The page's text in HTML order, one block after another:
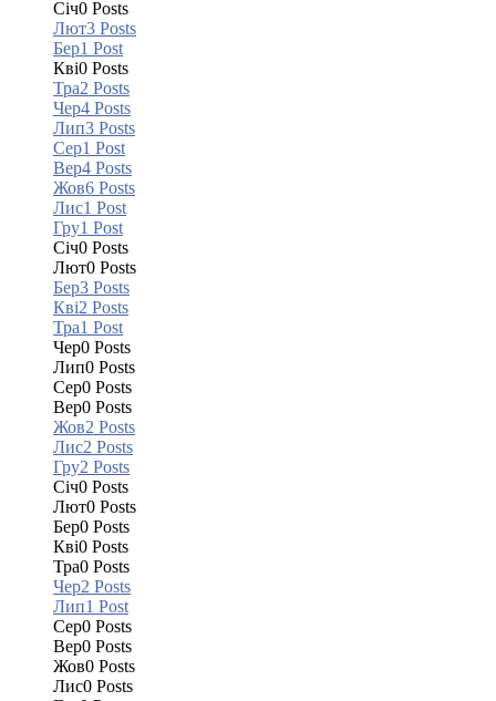
Січ0 Posts
Лют3 Posts
Бер1 Post
Кві0 Posts
Тра2 Posts
Чер4 Posts
Лип3 Posts
Сер1 Post
Вер4 Posts
Жов6 Posts
Лис1 Post
Гру1 Post
Січ0 Posts
Лют0 Posts
Бер3 Posts
Кві2 Posts
Тра1 Post
Чер0 Posts
Лип0 Posts
Сер0 Posts
Вер0 Posts
Жов2 Posts
Лис2 Posts
Гру2 Posts
Січ0 Posts
Лют0 Posts
Бер0 Posts
Кві0 Posts
Тра0 Posts
Чер2 Posts
Лип1 Post
Сер0 Posts
Вер0 Posts
Жов0 Posts
Лис0 Posts